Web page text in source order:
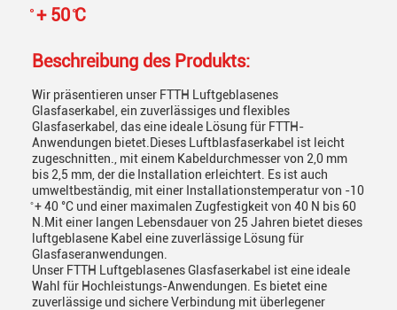
̊ + 50 ̊C
Beschreibung des Produkts:
Wir präsentieren unser FTTH Luftgeblasenes
Glasfaserkabel, ein zuverlässiges und flexibles
Glasfaserkabel, das eine ideale Lösung für FTTH-
Anwendungen bietet.Dieses Luftblasfaserkabel ist leicht
zugeschnitten., mit einem Kabeldurchmesser von 2,0 mm
bis 2,5 mm, der die Installation erleichtert. Es ist auch
umweltbeständig, mit einer Installationstemperatur von -10
̊ + 40 °C und einer maximalen Zugfestigkeit von 40 N bis 60
N.Mit einer langen Lebensdauer von 25 Jahren bietet dieses
luftgeblasene Kabel eine zuverlässige Lösung für
Glasfaseranwendungen.
Unser FTTH Luftgeblasenes Glasfaserkabel ist eine ideale
Wahl für Hochleistungs-Anwendungen. Es bietet eine
zuverlässige und sichere Verbindung mit überlegener